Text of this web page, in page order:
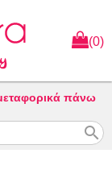
(0)
πάνω
search